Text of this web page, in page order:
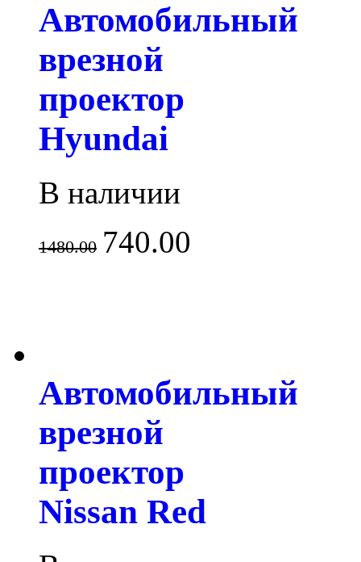
Автомобильный
врезной
проектор
Hyundai
В наличии
1480.00 740.00
Автомобильный
врезной
проектор
Nissan Red